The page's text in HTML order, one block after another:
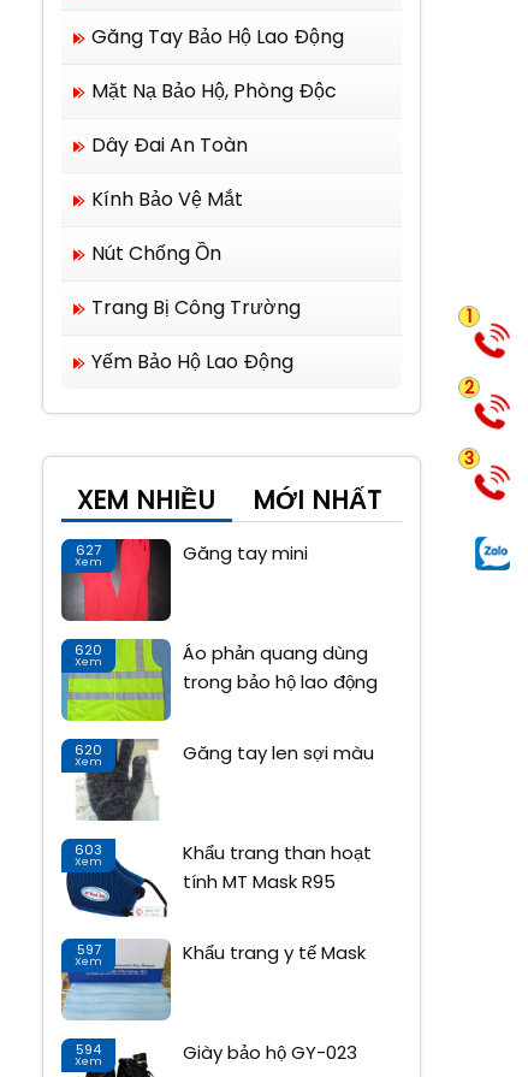
Găng Tay Bảo Hộ Lao Động
Mặt Nạ Bảo Hộ, Phòng Độc
Dây Đai An Toàn
Kính Bảo Vệ Mắt
Nút Chống Ồn
Trang Bị Công Trường
Yếm Bảo Hộ Lao Động
XEM NHIỀU MỚI NHẤT
627
Xem Găng tay mini
620
Xem
Áo phản quang dùng
trong bảo hộ lao động
620
Xem Găng tay len sợi màu
603
Xem
Khẩu trang than hoạt
tính MT Mask R95
597
Xem Khẩu trang y tế Mask
594
Xem Giày bảo hộ GY-023
1
2
3